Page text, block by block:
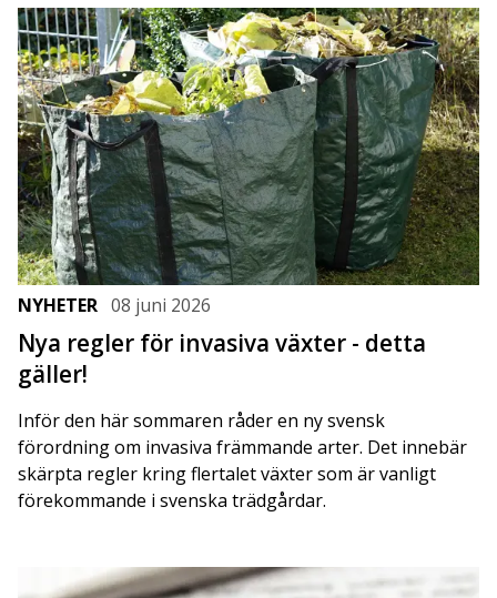
NYHETER 08 juni 2026
Nya regler för invasiva växter - detta
gäller!
Inför den här sommaren råder en ny svensk
förordning om invasiva främmande arter. Det innebär
skärpta regler kring flertalet växter som är vanligt
förekommande i svenska trädgårdar.